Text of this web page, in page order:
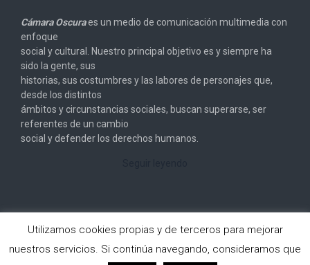
Cámara Oscuraes un medio de comunicación multimedia con
enfoque
social y cultural. Nuestro principal objetivo es y siempre ha
sido la gente, sus
historias, sus costumbres y las labores de personajes que,
desde los distintos
ámbitos y circunstancias sociales, buscan superarse, ser
referentes de un cambio
social y defender los derechos humanos.
Copyright © 2026Cámara Oscura. All rights reserved.
Utilizamos cookies propias y de terceros para mejorar
nuestros servicios. Si continúa navegando, consideramos que